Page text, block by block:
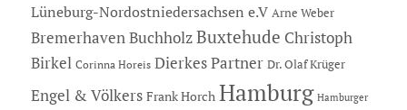
Lüneburg-Nordostniedersachsen e.V Arne Weber
Bremerhaven Buchholz Buxtehude Christoph
Birkel Corinna Horeis Dierkes Partner Dr. Olaf Krüger
Engel & Völkers Frank Horch Hamburg Hamburger